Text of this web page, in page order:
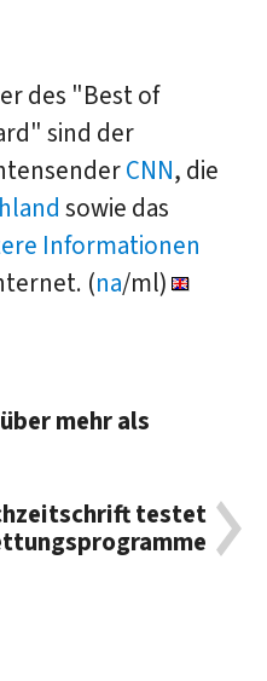
des "Best of
sind der
CNN, die
sowie das
Informationen
(na/ml)
mehr als
testet